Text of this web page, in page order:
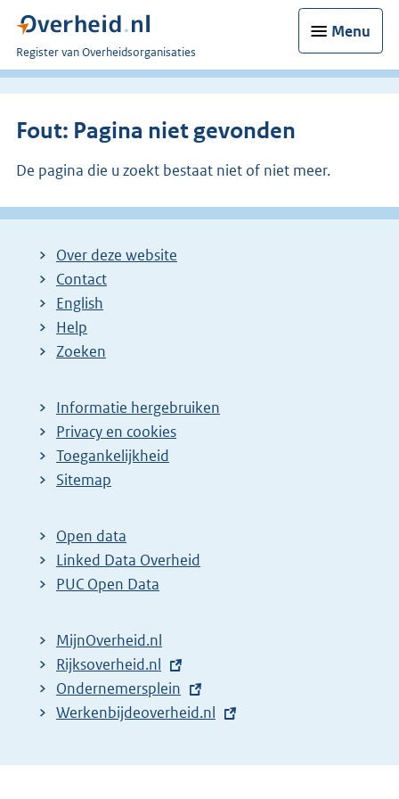
Menu
U
bent
Register van Overheidsorganisaties
Fout: Pagina niet gevonden
De pagina die u zoekt bestaat niet of niet meer.
Over deze website
Contact
English
Help
Zoeken
Informatie hergebruiken
Privacy en cookies
Toegankelijkheid
Sitemap
Open data
Linked Data Overheid
PUC Open Data
MijnOverheid.nl
E
x
t
r
Rijksoverheid.nl
E
x
e
Ondernemersplein
E
t
Werkenbijdeoverheid.nl